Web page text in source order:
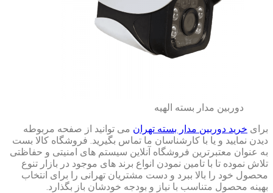
دوربین مدار بسته الهیه
برای خرید دوربین مدار بسته تهران می توانید از صفحه مربوطه
دیدن نمایید و یا با کارشناسان ما تماس بگیرید. فروشگاه کالا بست
به عنوان معتبرترین فروشگاه آنلاین سیستم های امنیتی و حفاظتی
تلاش نموده تا با تامین نمودن انواع برند های موجود در بازار تنوع
محصول خود را بالا ببرد و دست مشتریان تهرانی را برای انتخاب
بهینه محصول متناسب با نیاز و بودجه خودشان باز بگذارد.